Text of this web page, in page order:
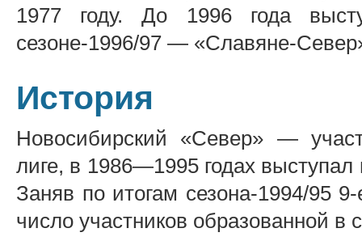
1977 году. До 1996 года
сезоне-1996/97 — «Славяне-
История
Новосибирский «Север» —
лиге, в 1986—1995 годах
Заняв по итогам сезона-1994/95
число участников образованной